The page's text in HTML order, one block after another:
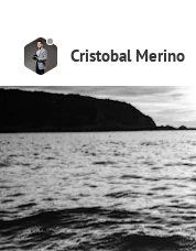
Cristobal Merino